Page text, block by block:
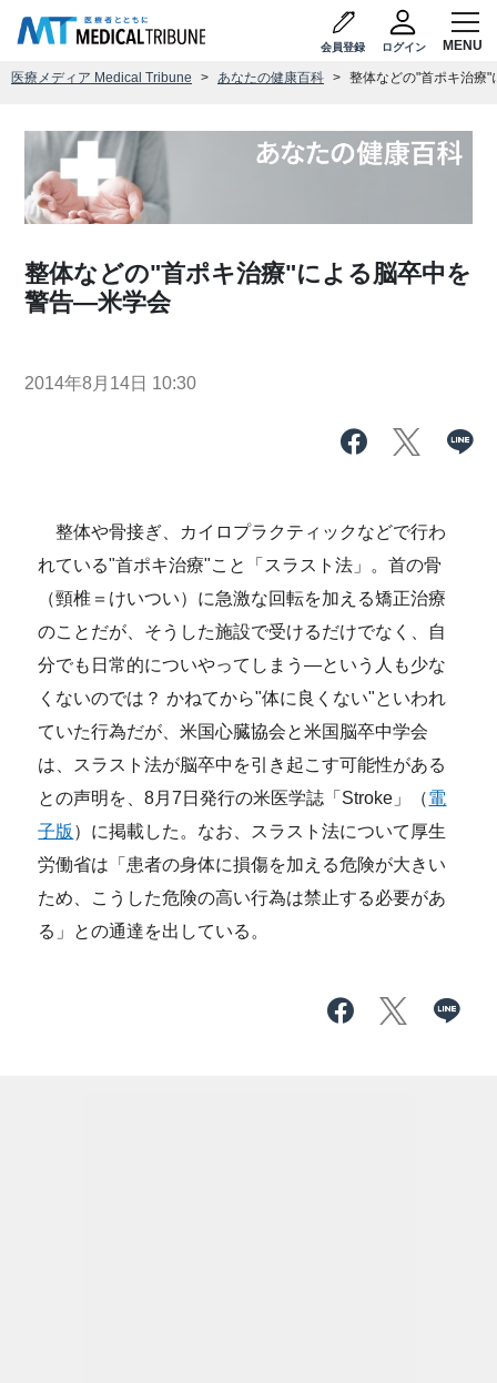
会員登録 ログイン
医療メディア Medical Tribune あなたの健康百科 整体などの"首ポキ治療
整体などの"首ポキ治療"による脳卒中を
警告―米学会
2014年8月14日 10:30
整体や骨接ぎ、カイロプラクティックなどで行わ
れている"首ポキ治療"こと「スラスト法」。首の骨
（頸椎＝けいつい）に急激な回転を加える矯正治療
のことだが、そうした施設で受けるだけでなく、自
分でも日常的についやってしまう―という人も少な
くないのでは？ かねてから"体に良くない"といわれ
ていた行為だが、米国心臓協会と米国脳卒中学会
は、スラスト法が脳卒中を引き起こす可能性がある
との声明を、8月7日発行の米医学誌「Stroke」（電
子版 ）に掲載した。なお、スラスト法について厚生
労働省は「患者の身体に損傷を加える危険が大きい
ため、こうした危険の高い行為は禁止する必要があ
る」との通達を出している。